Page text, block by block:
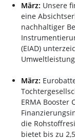
März: Unsere
eine
nachhaltiger
(EIAD)
März:
ERMA Booster
die
bietet bis zu